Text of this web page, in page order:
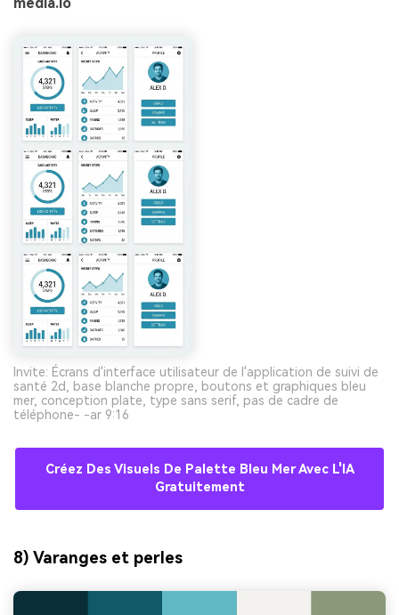
Invite: Écrans d'interface utilisateur de l'application de suivi de
santé 2d, base blanche propre, boutons et graphiques bleu
mer, conception plate, type sans serif, pas de cadre de
téléphone- -ar 9:16
Créez Des Visuels De Palette Bleu Mer Avec L'IA
Gratuitement
8) Varanges et perles